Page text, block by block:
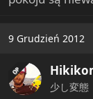
9 Grudzień 2012
OP
少し変態